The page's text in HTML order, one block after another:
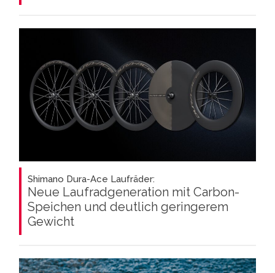
Shimano Dura-Ace Laufräder:
Neue Laufradgeneration mit Carbon-
Speichen und deutlich geringerem
Gewicht